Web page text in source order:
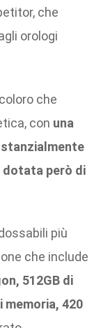
che
orologi
che
con una
dotata però di
più
che include
512GB di
memoria, 420